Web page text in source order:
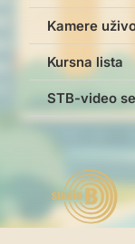
Kamere
Kursna lista
STB-video